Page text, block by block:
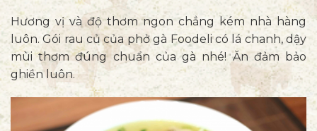
Hương vị và độ thơm ngon chẳng kém nhà hàng
luôn. Gói rau củ của phở gà Foodeli có lá chanh, dậy
mùi thơm đúng chuẩn của gà nhé! Ăn đảm bảo
ghiền luôn.